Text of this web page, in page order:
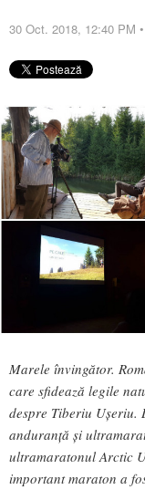
30 Oct. 2018, 12:40 PM •
Marele învingător.
care sfidează legile
despre Tiberiu Ușeriu.
anduranță și
ultramaratonul Arctic
important maraton a